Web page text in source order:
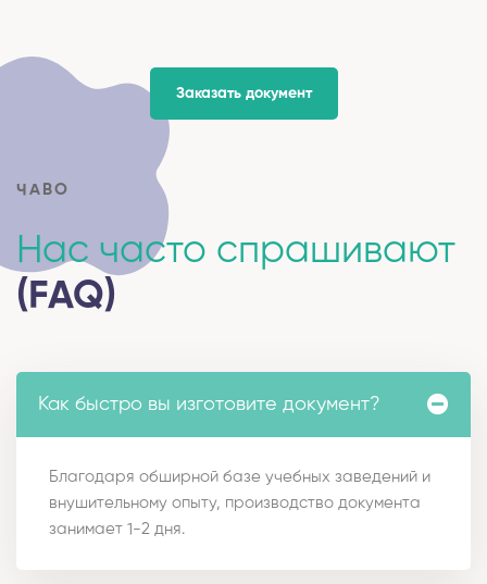
Заказать документ
ЧАВО
Нас часто спрашивают
(FAQ)
Как быстро вы изготовите документ?
Благодаря обширной базе учебных заведений и
внушительному опыту, производство документа
занимает 1-2 дня.